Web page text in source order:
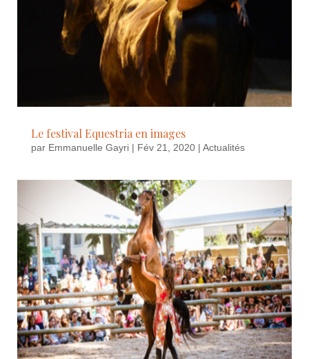
Le festival Equestria en images
par Emmanuelle Gayri| Fév 21, 2020| Actualités